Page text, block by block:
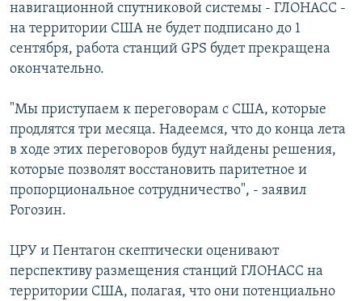
навигационной спутниковой системы - ГЛОНАСС -
на территории США не будет подписано до 1
сентября, работа станций GPS будет прекращена
окончательно.
"Мы приступаем к переговорам с США, которые
продлятся три месяца. Надеемся, что до конца лета
в ходе этих переговоров будут найдены решения,
которые позволят восстановить паритетное и
пропорциональное сотрудничество", - заявил
Рогозин.
ЦРУ и Пентагон скептически оценивают
перспективу размещения станций ГЛОНАСС на
территории США, полагая, что они потенциально